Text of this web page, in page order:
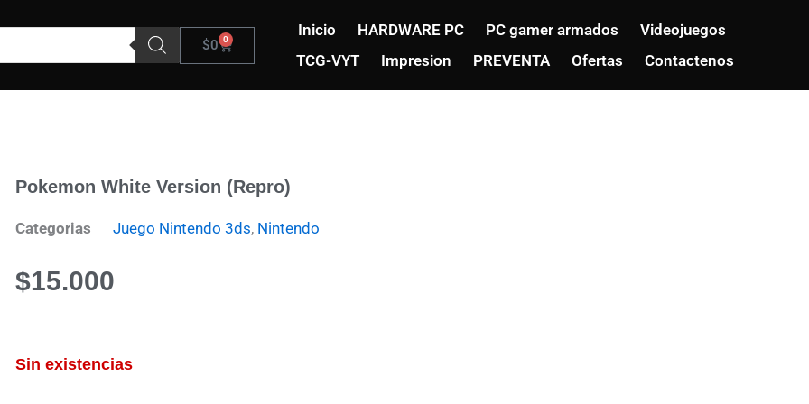
$0 0
Carrito
Inicio HARDWARE PC PC gamer armados
Videojuegos
TCG-VYT
Impresion PREVENTA Ofertas Contactenos
Pokemon White Version (Repro)
Categorias Juego Nintendo 3ds, Nintendo
$15.000
Sin existencias